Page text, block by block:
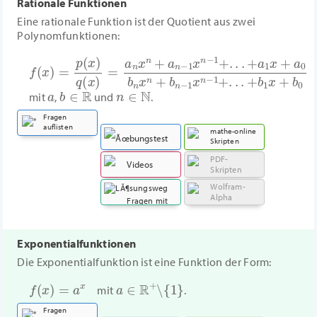
Eine rationale Funktion ist der Quotient aus zwei
Polynomfunktionen:
f(x = )q(x) xn+a n−1xn−1+...+a1 x+a0b nxn+
mit ,b ∈R und ∈N .
Fragen
auflisten
Übungstest
mathe-online
Skripten
Videos
PDF-
Skripten
Fragen mit
Lösungsweg
Wolfram-
Alpha
Exponentialfunktionen
Die Exponentialfunktion ist eine Funktion der Form:
( x = mit R+ ∖ 1} .
Fragen